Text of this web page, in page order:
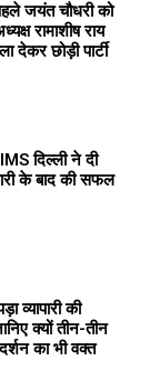
जयंत चौधरी को
रामाशीष राय
देकर छोड़ी पार्टी
दिल्ली ने दी
के बाद की सफल
की
क्यों तीन-तीन
का भी वक्त